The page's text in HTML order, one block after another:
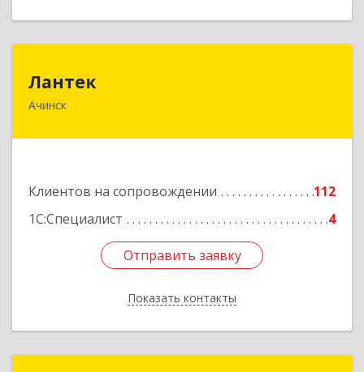
Лантек
Ачинск
Клиентов на сопровождении
112
1С:Специалист
4
Отправить заявку
Показать контакты
Отправить заявку
Назад